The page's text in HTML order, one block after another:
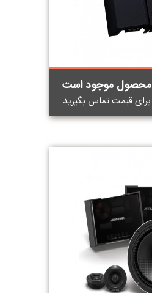
محصول موجود است
برای قيمت تماس بگيريد